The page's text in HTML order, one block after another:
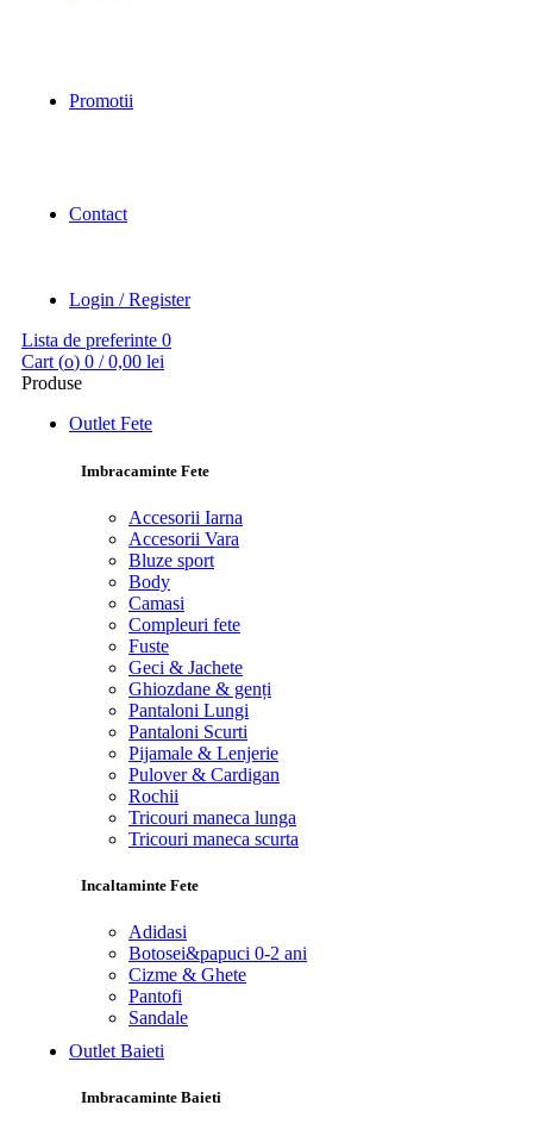
Promotii
Contact
Login / Register
Lista de preferinte 0
Cart (o) 0 / 0,00 lei
Produse
Outlet Fete
Imbracaminte Fete
Accesorii Iarna
Accesorii Vara
Bluze sport
Body
Camasi
Compleuri fete
Fuste
Geci & Jachete
Ghiozdane & genți
Pantaloni Lungi
Pantaloni Scurti
Pijamale & Lenjerie
Pulover & Cardigan
Rochii
Tricouri maneca lunga
Tricouri maneca scurta
Incaltaminte Fete
Adidasi
Botosei&papuci 0-2 ani
Cizme & Ghete
Pantofi
Sandale
Outlet Baieti
Imbracaminte Baieti